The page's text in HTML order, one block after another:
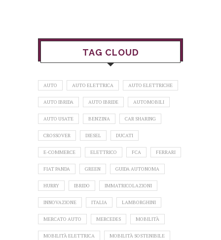
TAG CLOUD
AUTO AUTO ELETTRICA AUTO ELETTRICHE
AUTO IBRIDA AUTO IBRIDE AUTOMOBILI
AUTO USATE BENZINA CAR SHARING
CROSSOVER DIESEL DUCATI
E-COMMERCE ELETTRICO FCA FERRARI
FIAT PANDA GREEN GUIDA AUTONOMA
HURRY IBRIDO IMMATRICOLAZIONI
INNOVAZIONE ITALIA LAMBORGHINI
MERCATO AUTO MERCEDES MOBILITÀ
MOBILITÀ ELETTRICA MOBILITÀ SOSTENIBILE